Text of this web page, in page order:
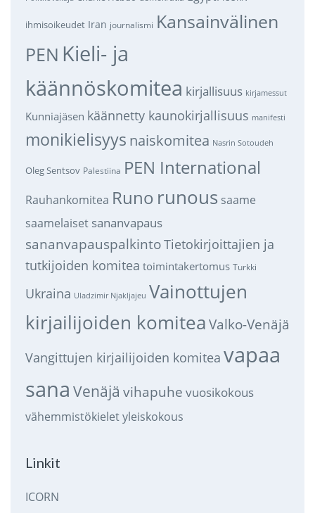
ihmisoikeudet Iran journalismi Kansainvälinen
PEN Kieli- ja
käännöskomitea kirjallisuus kirjamessut
Kunniajäsen käännetty kaunokirjallisuus manifesti
monikielisyys naiskomitea Nasrin Sotoudeh
Oleg Sentsov Palestiina PEN International
Rauhankomitea Runo runous saame
saamelaiset sananvapaus
sananvapauspalkintoTietokirjoittajien ja
tutkijoiden komitea toimintakertomus Turkki
Ukraina Uladzimir Njakljajeu Vainottujen
kirjailijoiden komitea Valko-Venäjä
Vangittujen kirjailijoiden komitea vapaa
sana Venäjä vihapuhe vuosikokous
vähemmistökieletyleiskokous
Linkit
ICORN